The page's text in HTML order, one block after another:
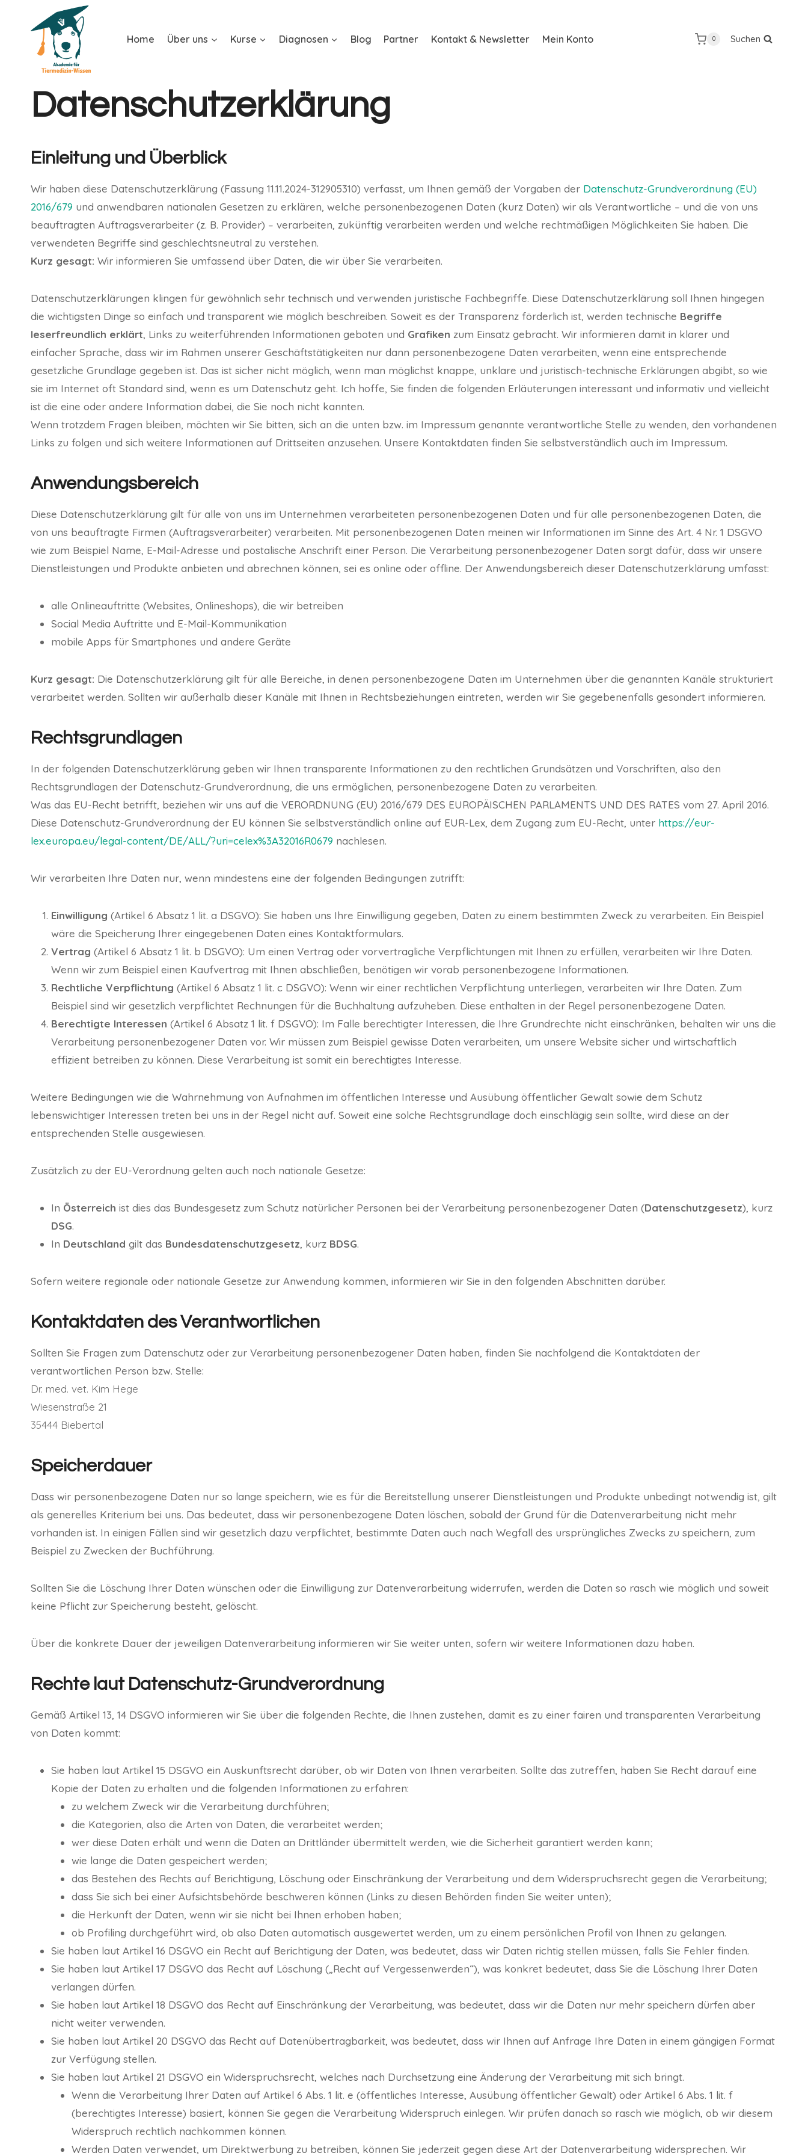
Home Über uns Kurse Diagnosen Blog Partner Kontakt & Newsletter Mein Konto 0 Suchen
Datenschutzerklärung
Einleitung und Überblick
Wir haben diese Datenschutzerklärung (Fassung 11.11.2024-312905310) verfasst, um Ihnen gemäß der Vorgaben der Datenschutz-Grundverordnung (EU)
2016/679 und anwendbaren nationalen Gesetzen zu erklären, welche personenbezogenen Daten (kurz Daten) wir als Verantwortliche – und die von uns
beauftragten Auftragsverarbeiter (z. B. Provider) – verarbeiten, zukünftig verarbeiten werden und welche rechtmäßigen Möglichkeiten Sie haben. Die
verwendeten Begriffe sind geschlechtsneutral zu verstehen.
Kurz gesagt: Wir informieren Sie umfassend über Daten, die wir über Sie verarbeiten.
Datenschutzerklärungen klingen für gewöhnlich sehr technisch und verwenden juristische Fachbegriffe. Diese Datenschutzerklärung soll Ihnen hingegen
die wichtigsten Dinge so einfach und transparent wie möglich beschreiben. Soweit es der Transparenz förderlich ist, werden technische Begriffe
leserfreundlich erklärt, Links zu weiterführenden Informationen geboten und Grafiken zum Einsatz gebracht. Wir informieren damit in klarer und
einfacher Sprache, dass wir im Rahmen unserer Geschäftstätigkeiten nur dann personenbezogene Daten verarbeiten, wenn eine entsprechende
gesetzliche Grundlage gegeben ist. Das ist sicher nicht möglich, wenn man möglichst knappe, unklare und juristisch-technische Erklärungen abgibt, so wie
sie im Internet oft Standard sind, wenn es um Datenschutz geht. Ich hoffe, Sie finden die folgenden Erläuterungen interessant und informativ und vielleicht
ist die eine oder andere Information dabei, die Sie noch nicht kannten.
Wenn trotzdem Fragen bleiben, möchten wir Sie bitten, sich an die unten bzw. im Impressum genannte verantwortliche Stelle zu wenden, den vorhandenen
Links zu folgen und sich weitere Informationen auf Drittseiten anzusehen. Unsere Kontaktdaten finden Sie selbstverständlich auch im Impressum.
Anwendungsbereich
Diese Datenschutzerklärung gilt für alle von uns im Unternehmen verarbeiteten personenbezogenen Daten und für alle personenbezogenen Daten, die
von uns beauftragte Firmen (Auftragsverarbeiter) verarbeiten. Mit personenbezogenen Daten meinen wir Informationen im Sinne des Art. 4 Nr. 1 DSGVO
wie zum Beispiel Name, E-Mail-Adresse und postalische Anschrift einer Person. Die Verarbeitung personenbezogener Daten sorgt dafür, dass wir unsere
Dienstleistungen und Produkte anbieten und abrechnen können, sei es online oder offline. Der Anwendungsbereich dieser Datenschutzerklärung umfasst:
alle Onlineauftritte (Websites, Onlineshops), die wir betreiben
Social Media Auftritte und E-Mail-Kommunikation
mobile Apps für Smartphones und andere Geräte
Kurz gesagt: Die Datenschutzerklärung gilt für alle Bereiche, in denen personenbezogene Daten im Unternehmen über die genannten Kanäle strukturiert
verarbeitet werden. Sollten wir außerhalb dieser Kanäle mit Ihnen in Rechtsbeziehungen eintreten, werden wir Sie gegebenenfalls gesondert informieren.
Rechtsgrundlagen
In der folgenden Datenschutzerklärung geben wir Ihnen transparente Informationen zu den rechtlichen Grundsätzen und Vorschriften, also den
Rechtsgrundlagen der Datenschutz-Grundverordnung, die uns ermöglichen, personenbezogene Daten zu verarbeiten.
Was das EU-Recht betrifft, beziehen wir uns auf die VERORDNUNG (EU) 2016/679 DES EUROPÄISCHEN PARLAMENTS UND DES RATES vom 27. April 2016.
Diese Datenschutz-Grundverordnung der EU können Sie selbstverständlich online auf EUR-Lex, dem Zugang zum EU-Recht, unter https://eur-
lex.europa.eu/legal-content/DE/ALL/?uri=celex%3A32016R0679 nachlesen.
Wir verarbeiten Ihre Daten nur, wenn mindestens eine der folgenden Bedingungen zutrifft:
Einwilligung (Artikel 6 Absatz 1 lit. a DSGVO): Sie haben uns Ihre Einwilligung gegeben, Daten zu einem bestimmten Zweck zu verarbeiten. Ein Beispiel
wäre die Speicherung Ihrer eingegebenen Daten eines Kontaktformulars.
Vertrag (Artikel 6 Absatz 1 lit. b DSGVO): Um einen Vertrag oder vorvertragliche Verpflichtungen mit Ihnen zu erfüllen, verarbeiten wir Ihre Daten.
Wenn wir zum Beispiel einen Kaufvertrag mit Ihnen abschließen, benötigen wir vorab personenbezogene Informationen.
Rechtliche Verpflichtung (Artikel 6 Absatz 1 lit. c DSGVO): Wenn wir einer rechtlichen Verpflichtung unterliegen, verarbeiten wir Ihre Daten. Zum
Beispiel sind wir gesetzlich verpflichtet Rechnungen für die Buchhaltung aufzuheben. Diese enthalten in der Regel personenbezogene Daten.
Berechtigte Interessen (Artikel 6 Absatz 1 lit. f DSGVO): Im Falle berechtigter Interessen, die Ihre Grundrechte nicht einschränken, behalten wir uns die
Verarbeitung personenbezogener Daten vor. Wir müssen zum Beispiel gewisse Daten verarbeiten, um unsere Website sicher und wirtschaftlich
effizient betreiben zu können. Diese Verarbeitung ist somit ein berechtigtes Interesse.
Weitere Bedingungen wie die Wahrnehmung von Aufnahmen im öffentlichen Interesse und Ausübung öffentlicher Gewalt sowie dem Schutz
lebenswichtiger Interessen treten bei uns in der Regel nicht auf. Soweit eine solche Rechtsgrundlage doch einschlägig sein sollte, wird diese an der
entsprechenden Stelle ausgewiesen.
Zusätzlich zu der EU-Verordnung gelten auch noch nationale Gesetze:
In Österreich ist dies das Bundesgesetz zum Schutz natürlicher Personen bei der Verarbeitung personenbezogener Daten (Datenschutzgesetz), kurz
DSG.
In Deutschland gilt das Bundesdatenschutzgesetz, kurz BDSG.
Sofern weitere regionale oder nationale Gesetze zur Anwendung kommen, informieren wir Sie in den folgenden Abschnitten darüber.
Kontaktdaten des Verantwortlichen
Sollten Sie Fragen zum Datenschutz oder zur Verarbeitung personenbezogener Daten haben, finden Sie nachfolgend die Kontaktdaten der
verantwortlichen Person bzw. Stelle:
Dr. med. vet. Kim Hege
Wiesenstraße 21
35444 Biebertal
Speicherdauer
Dass wir personenbezogene Daten nur so lange speichern, wie es für die Bereitstellung unserer Dienstleistungen und Produkte unbedingt notwendig ist, gilt
als generelles Kriterium bei uns. Das bedeutet, dass wir personenbezogene Daten löschen, sobald der Grund für die Datenverarbeitung nicht mehr
vorhanden ist. In einigen Fällen sind wir gesetzlich dazu verpflichtet, bestimmte Daten auch nach Wegfall des ursprüngliches Zwecks zu speichern, zum
Beispiel zu Zwecken der Buchführung.
Sollten Sie die Löschung Ihrer Daten wünschen oder die Einwilligung zur Datenverarbeitung widerrufen, werden die Daten so rasch wie möglich und soweit
keine Pflicht zur Speicherung besteht, gelöscht.
Über die konkrete Dauer der jeweiligen Datenverarbeitung informieren wir Sie weiter unten, sofern wir weitere Informationen dazu haben.
Rechte laut Datenschutz-Grundverordnung
Gemäß Artikel 13, 14 DSGVO informieren wir Sie über die folgenden Rechte, die Ihnen zustehen, damit es zu einer fairen und transparenten Verarbeitung
von Daten kommt:
Sie haben laut Artikel 15 DSGVO ein Auskunftsrecht darüber, ob wir Daten von Ihnen verarbeiten. Sollte das zutreffen, haben Sie Recht darauf eine
Kopie der Daten zu erhalten und die folgenden Informationen zu erfahren:
zu welchem Zweck wir die Verarbeitung durchführen;
die Kategorien, also die Arten von Daten, die verarbeitet werden;
wer diese Daten erhält und wenn die Daten an Drittländer übermittelt werden, wie die Sicherheit garantiert werden kann;
wie lange die Daten gespeichert werden;
das Bestehen des Rechts auf Berichtigung, Löschung oder Einschränkung der Verarbeitung und dem Widerspruchsrecht gegen die Verarbeitung;
dass Sie sich bei einer Aufsichtsbehörde beschweren können (Links zu diesen Behörden finden Sie weiter unten);
die Herkunft der Daten, wenn wir sie nicht bei Ihnen erhoben haben;
ob Profiling durchgeführt wird, ob also Daten automatisch ausgewertet werden, um zu einem persönlichen Profil von Ihnen zu gelangen.
Sie haben laut Artikel 16 DSGVO ein Recht auf Berichtigung der Daten, was bedeutet, dass wir Daten richtig stellen müssen, falls Sie Fehler finden.
Sie haben laut Artikel 17 DSGVO das Recht auf Löschung („Recht auf Vergessenwerden“), was konkret bedeutet, dass Sie die Löschung Ihrer Daten
verlangen dürfen.
Sie haben laut Artikel 18 DSGVO das Recht auf Einschränkung der Verarbeitung, was bedeutet, dass wir die Daten nur mehr speichern dürfen aber
nicht weiter verwenden.
Sie haben laut Artikel 20 DSGVO das Recht auf Datenübertragbarkeit, was bedeutet, dass wir Ihnen auf Anfrage Ihre Daten in einem gängigen Format
zur Verfügung stellen.
Sie haben laut Artikel 21 DSGVO ein Widerspruchsrecht, welches nach Durchsetzung eine Änderung der Verarbeitung mit sich bringt.
Wenn die Verarbeitung Ihrer Daten auf Artikel 6 Abs. 1 lit. e (öffentliches Interesse, Ausübung öffentlicher Gewalt) oder Artikel 6 Abs. 1 lit. f
(berechtigtes Interesse) basiert, können Sie gegen die Verarbeitung Widerspruch einlegen. Wir prüfen danach so rasch wie möglich, ob wir diesem
Widerspruch rechtlich nachkommen können.
Werden Daten verwendet, um Direktwerbung zu betreiben, können Sie jederzeit gegen diese Art der Datenverarbeitung widersprechen. Wir